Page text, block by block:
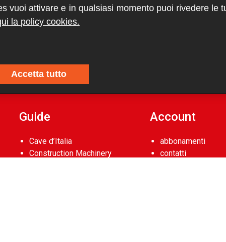
Guide
Cave d’Italia
Construction Machinery
Account
abbonamenti
contatti
vuoi attivare e in qualsiasi momento puoi rivedere le
la policy cookies.
Accetta tutto